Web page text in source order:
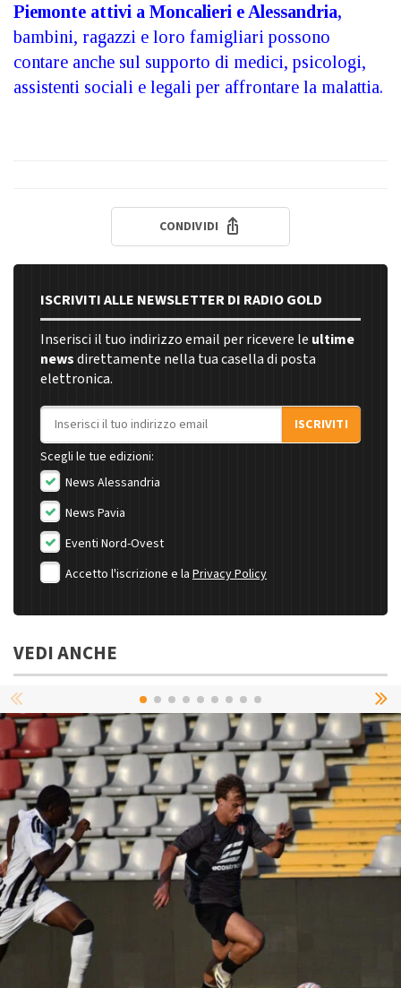
Piemonte attivi a Moncalieri e Alessandria,
bambini, ragazzi e loro famigliari possono
contare anche sul supporto di medici, psicologi,
assistenti sociali e legali per affrontare la malattia.
CONDIVIDI
ISCRIVITI ALLE NEWSLETTER DI RADIO GOLD
Inserisci il tuo indirizzo email per ricevere le ultime
newsdirettamente nella tua casella di posta
elettronica.
Indirizzo email
ISCRIVITI
Scegli le tue edizioni:
News Alessandria
News Pavia
Eventi Nord-Ovest
Accetto l'iscrizione e la Privacy Policy
VEDI ANCHE